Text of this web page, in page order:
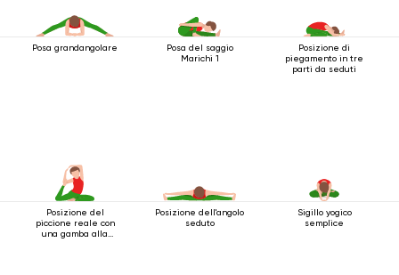
Posa grandangolare
Posa del saggio
Marichi 1
Posizione di
piegamento in tre
parti da seduti
Posizione del
piccione reale con
una gamba alla
Posizione dell'angolo
seduto
Sigillo yogico
semplice